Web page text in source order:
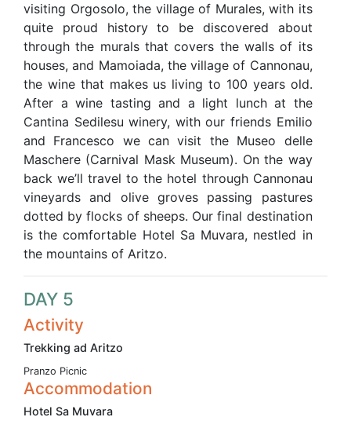
visiting Orgosolo, the village of Murales, with its
quite proud history to be discovered about
through the murals that covers the walls of its
houses, and Mamoiada, the village of Cannonau,
the wine that makes us living to 100 years old.
After a wine tasting and a light lunch at the
Cantina Sedilesu winery, with our friends Emilio
and Francesco we can visit the Museo delle
Maschere (Carnival Mask Museum). On the way
back we’ll travel to the hotel through Cannonau
vineyards and olive groves passing pastures
dotted by flocks of sheeps. Our final destination
is the comfortable Hotel Sa Muvara, nestled in
the mountains of Aritzo.
DAY 5
Activity
Trekking ad Aritzo
Pranzo Picnic
Accommodation
Hotel Sa Muvara